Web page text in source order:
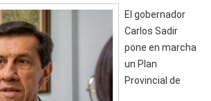
El gobernador
Carlos Sadir
pone en marcha
un Plan
Provincial de